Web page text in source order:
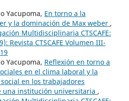
Yacupoma, En torno a la
y la dominación de Max weber ,
Multidisciplinaria CTSCAFE:
Revista CTSCAFE Volumen III-
Yacupoma, Reflexión en torno a
en el clima laboral y la
en los trabajadores
una institución universitaria ,